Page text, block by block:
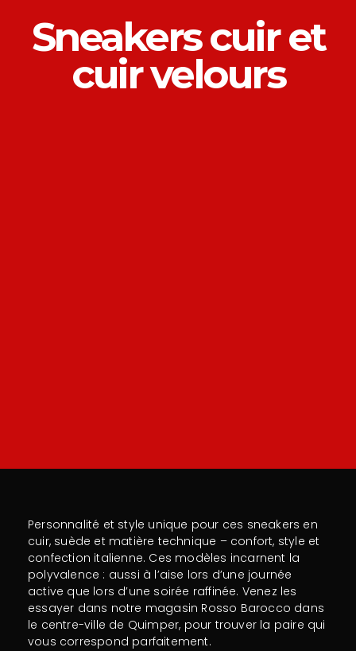
Sneakers cuir et
cuir velours
Personnalité et style unique pour ces sneakers en
cuir, suède et matière technique – confort, style et
confection italienne. Ces modèles incarnent la
polyvalence : aussi à l’aise lors d’une journée
active que lors d’une soirée raffinée. Venez les
essayer dans notre magasin Rosso Barocco dans
le centre-ville de Quimper, pour trouver la paire qui
vous correspond parfaitement.